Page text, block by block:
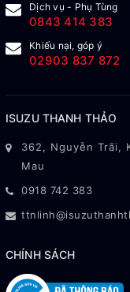
Dịch vụ - Phụ Tùng
0843 414 383
Khiếu nại, góp ý
02903 837 872
ISUZU THANH THẢO
362, Nguyễn Trãi,
Mau
0918 742 383
CHÍNH SÁCH